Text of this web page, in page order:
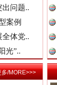
问题..
案例
全体党..
光”..
多/MORE>>>